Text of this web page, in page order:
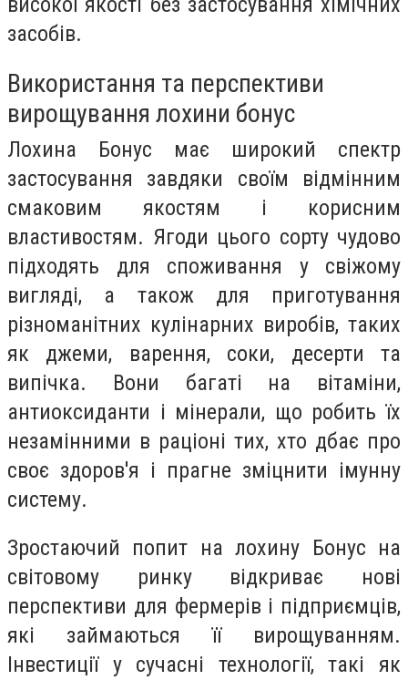
засобів.
Використання та перспективи
вирощування лохини бонус
Лохина Бонус має широкий спектр
застосування завдяки своїм відмінним
смаковим якостям і корисним
властивостям. Ягоди цього сорту чудово
підходять для споживання у свіжому
вигляді, а також для приготування
різноманітних кулінарних виробів, таких
як джеми, варення, соки, десерти та
випічка. Вони багаті на вітаміни,
антиоксиданти і мінерали, що робить їх
незамінними в раціоні тих, хто дбає про
своє здоров'я і прагне зміцнити імунну
систему.
Зростаючий попит на лохину Бонус на
світовому ринку відкриває нові
перспективи для фермерів і підприємців,
які займаються її вирощуванням.
Інвестиції у сучасні технології, такі як